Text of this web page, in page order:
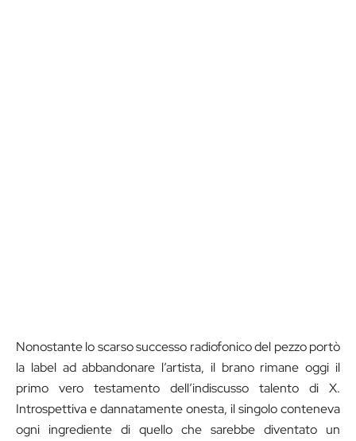
Nonostante lo scarso successo radiofonico del pezzo portò
la label ad abbandonare l’artista, il brano rimane oggi il
primo vero testamento dell’indiscusso talento di X.
Introspettiva e dannatamente onesta, il singolo conteneva
ogni ingrediente di quello che sarebbe diventato un